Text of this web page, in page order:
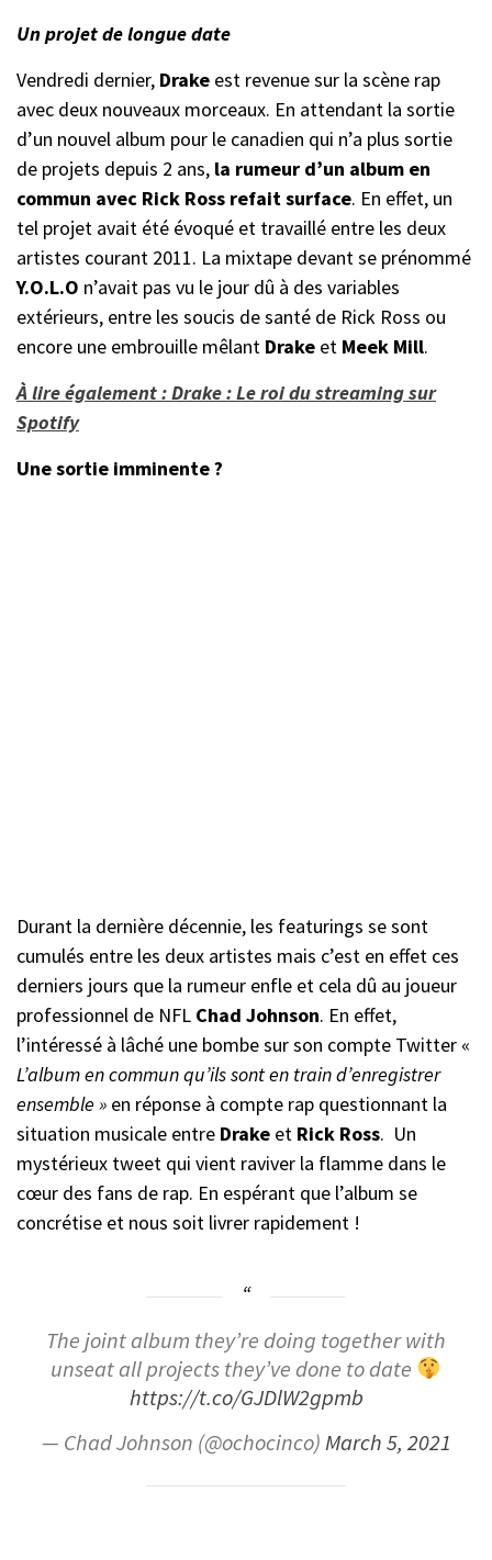
Un projet de longue date
Vendredi dernier, Drake est revenue sur la scène rap
avec deux nouveaux morceaux. En attendant la sortie
d’un nouvel album pour le canadien qui n’a plus sortie
de projets depuis 2 ans, la rumeur d’un album en
commun avec Rick Ross refait surface. En effet, un
tel projet avait été évoqué et travaillé entre les deux
artistes courant 2011. La mixtape devant se prénommé
Y.O.L.O n’avait pas vu le jour dû à des variables
extérieurs, entre les soucis de santé de Rick Ross ou
encore une embrouille mêlant Drake et Meek Mill.
À lire également : Drake : Le roi du streaming sur
Spotify
Une sortie imminente ?
Durant la dernière décennie, les featurings se sont
cumulés entre les deux artistes mais c’est en effet ces
derniers jours que la rumeur enfle et cela dû au joueur
professionnel de NFL Chad Johnson. En effet,
l’intéressé à lâché une bombe sur son compte Twitter «
L’album en commun qu’ils sont en train d’enregistrer
ensemble » en réponse à compte rap questionnant la
situation musicale entre Drake et Rick Ross. Un
mystérieux tweet qui vient raviver la flamme dans le
cœur des fans de rap. En espérant que l’album se
concrétise et nous soit livrer rapidement !
The joint album they’re doing together with
unseat all projects they’ve done to date
https://t.co/GJDlW2gpmb
— Chad Johnson (@ochocinco)March 5, 2021